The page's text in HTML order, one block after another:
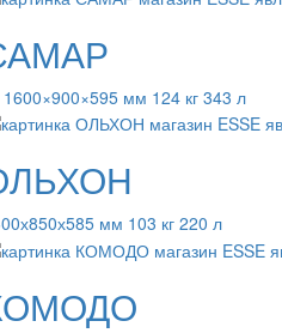
1600×900×595 мм 124 кг 343 л
мм 103 кг 220 л